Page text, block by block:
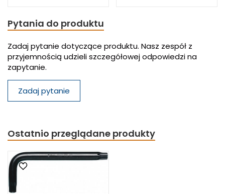
Pytania do produktu
Zadaj pytanie dotyczące produktu. Nasz zespół z
przyjemnością udzieli szczegółowej odpowiedzi na
zapytanie.
Zadaj pytanie
Ostatnio przeglądane produkty